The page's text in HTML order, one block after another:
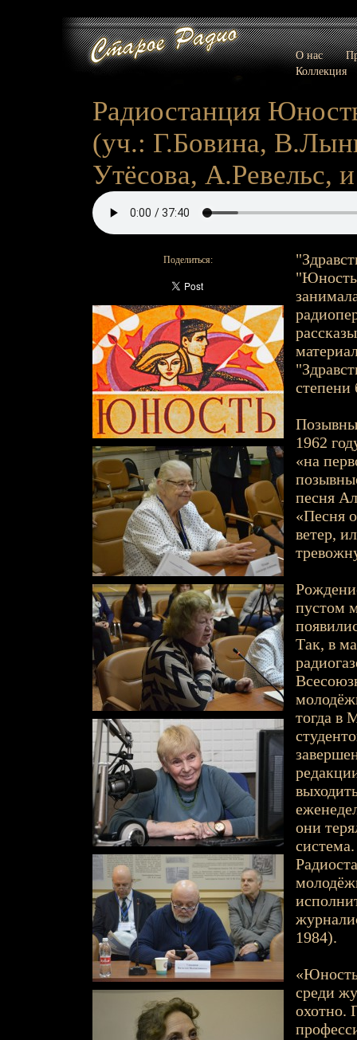
О нас
Коллекция
Радиостанция
(уч.: Г.Бовина,
Утёсова, А.Ревельс,
Поделиться:
степени
1962
«на
песня
«Песня
ветер,
пустом
Так, в
тогда в
они
1984).
среди
охотно.